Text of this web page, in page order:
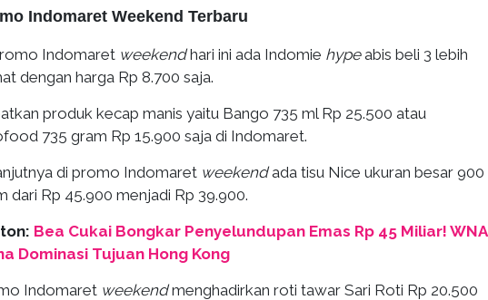
Indomaret Weekend Terbaru
Indomaret weekendhari ini ada Indomie hypeabis beli 3 lebih
dengan harga Rp 8.700 saja.
produk kecap manis yaitu Bango 735 ml Rp 25.500 atau
735 gram Rp 15.900 saja di Indomaret.
di promo Indomaret weekendada tisu Nice ukuran besar 900
dari Rp 45.900 menjadi Rp 39.900.
Bea Cukai Bongkar Penyelundupan Emas Rp 45 Miliar! WNA
Dominasi Tujuan Hong Kong
Indomaret weekendmenghadirkan roti tawar Sari Roti Rp 20.500